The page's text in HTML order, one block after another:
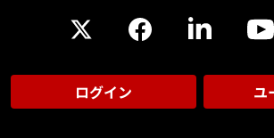
ログイン ユ